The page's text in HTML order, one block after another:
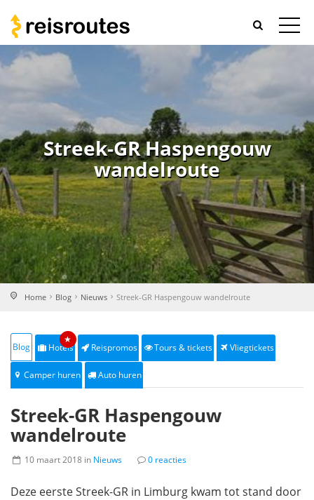
Streek-GR Haspengouw
wandelroute
Home Blog Nieuws Streek-GR Haspengouw wandelroute
Blog Hotels
★
Reispromos Tours & tickets Vliegtickets
Camper huren Auto huren
Streek-GR Haspengouw
wandelroute
10 maart 2018 in Nieuws 0 reacties
Deze eerste Streek-GR in Limburg kwam tot stand door